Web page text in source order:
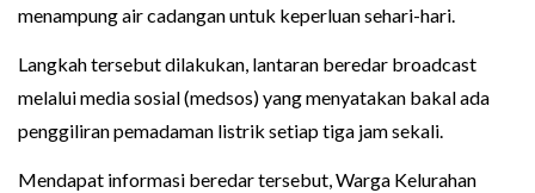
menampung air cadangan untuk keperluan sehari-hari.
Langkah tersebut dilakukan, lantaran beredar broadcast
melalui media sosial (medsos) yang menyatakan bakal ada
penggiliran pemadaman listrik setiap tiga jam sekali.
Mendapat informasi beredar tersebut, Warga Kelurahan